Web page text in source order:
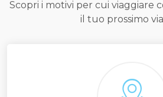
Scopri i motivi per cui viaggiare
il tuo prossimo